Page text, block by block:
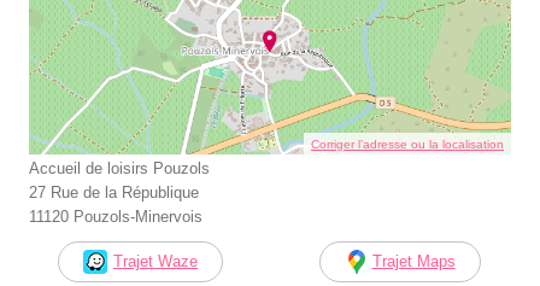
Corriger l’adresse ou la localisation
Accueil de loisirs Pouzols
27 Rue de la République
11120 Pouzols-Minervois
Trajet Waze Trajet Maps